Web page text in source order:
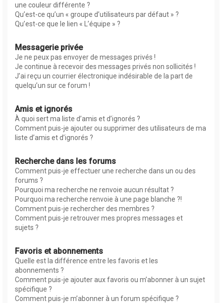
une couleur différente ?
Qu’est-ce qu’un « groupe d’utilisateurs par défaut » ?
Qu’est-ce que le lien « L’équipe » ?
Messagerie privée
Je ne peux pas envoyer de messages privés !
Je continue à recevoir des messages privés non sollicités !
J’ai reçu un courrier électronique indésirable de la part de
quelqu’un sur ce forum !
Amis et ignorés
À quoi sert ma liste d’amis et d’ignorés ?
Comment puis-je ajouter ou supprimer des utilisateurs de ma
liste d’amis et d’ignorés ?
Recherche dans les forums
Comment puis-je effectuer une recherche dans un ou des
forums ?
Pourquoi ma recherche ne renvoie aucun résultat ?
Pourquoi ma recherche renvoie à une page blanche ?!
Comment puis-je rechercher des membres ?
Comment puis-je retrouver mes propres messages et
sujets ?
Favoris et abonnements
Quelle est la différence entre les favoris et les
abonnements ?
Comment puis-je ajouter aux favoris ou m’abonner à un sujet
spécifique ?
Comment puis-je m’abonner à un forum spécifique ?